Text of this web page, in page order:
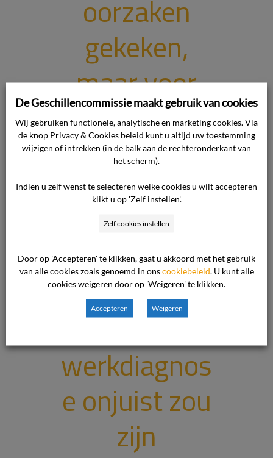
oorzaken
gekeken,
maar voor
het overlijden
van de vrouw
van klager
was er geen
reden om aan
te nemen dat
de
werkdiagnos
e onjuist zou
zijn
De Geschillencommissie maakt gebruik van cookies
Wij gebruiken functionele, analytische en marketing cookies. Via
de knop Privacy & Cookies beleid kunt u altijd uw toestemming
wijzigen of intrekken (in de balk aan de rechteronderkant van
het scherm).
Indien u zelf wenst te selecteren welke cookies u wilt accepteren
klikt u op 'Zelf instellen'.
Zelf cookies instellen
Door op 'Accepteren' te klikken, gaat u akkoord met het gebruik
van alle cookies zoals genoemd in onscookiebeleid . U kunt alle
cookies weigeren door op 'Weigeren' te klikken.
Accepteren Weigeren